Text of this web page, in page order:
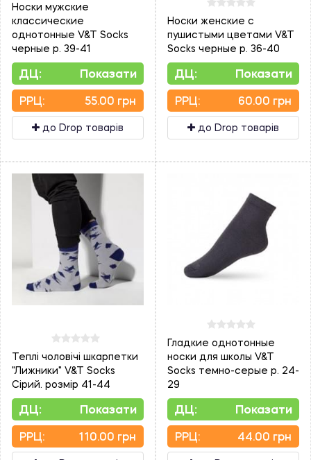
Носки мужские
классические
однотонные V&T Socks
черные р. 39-41
ДЦ: Показати
PPЦ: 55.00 грн
до Drop товарів
Носки женские с
пушистыми цветами V&T
Socks черные р. 36-40
ДЦ: Показати
PPЦ: 60.00 грн
до Drop товарів
Теплі чоловічі шкарпетки
"Лижники" V&T Socks
Сірий. розмір 41-44
ДЦ: Показати
PPЦ: 110.00 грн
Гладкие однотонные
носки для школы V&T
Socks темно-серые р. 24-
29
ДЦ: Показати
PPЦ: 44.00 грн